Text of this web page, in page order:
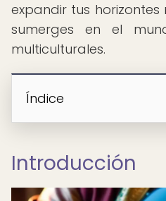
expandir tus
sumerges en el
multiculturales.
Índice
Introducción